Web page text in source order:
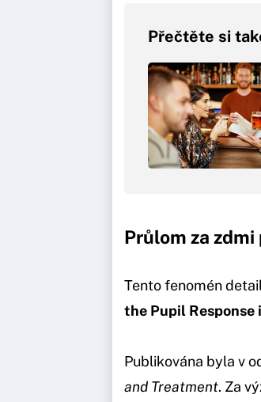
Přečtěte si
Průlom za
Tento fenomén
the Pupil Response
Publikována byla v
and Treatment. Za